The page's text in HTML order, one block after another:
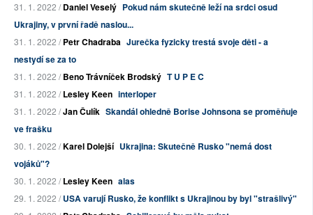
31. 1. 2022 /Daniel Veselý Pokud nám skutečně leží na srdci osud
Ukrajiny, v první řadě naslou...
31. 1. 2022 /Petr Chadraba Jurečka fyzicky trestá svoje děti - a
nestydí se za to
31. 1. 2022 /Beno Trávníček Brodský T U P E C
31. 1. 2022 /Lesley Keen interloper
31. 1. 2022 /Jan Čulík Skandál ohledně Borise Johnsona se proměňuje
ve frašku
30. 1. 2022 /Karel Dolejší Ukrajina: Skutečně Rusko "nemá dost
vojáků"?
30. 1. 2022 /Lesley Keen alas
29. 1. 2022 /USA varují Rusko, že konflikt s Ukrajinou by byl "strašlivý"